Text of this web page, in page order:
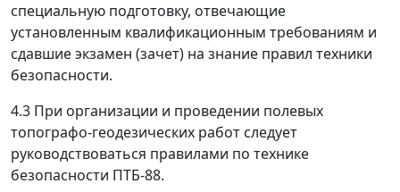
специальную подготовку, отвечающие
установленным квалификационным требованиям и
сдавшие экзамен (зачет) на знание правил техники
безопасности.
4.3 При организации и проведении полевых
топографо-геодезических работ следует
руководствоваться правилами по технике
безопасности ПТБ-88.